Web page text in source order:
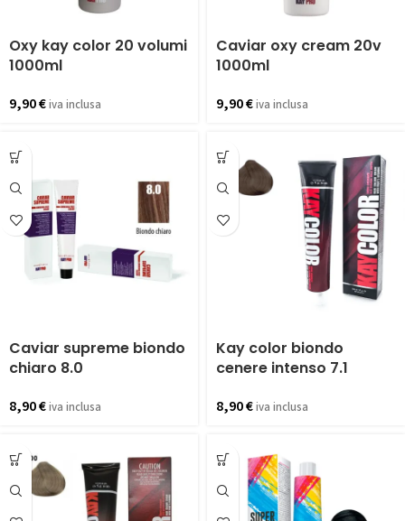
Oxy kay color 20 volumi
1000ml
9,90€iva inclusa
Caviar oxy cream 20v
1000ml
9,90€iva inclusa
Caviar supreme biondo
chiaro 8.0
8,90€iva inclusa
Kay color biondo
cenere intenso 7.1
8,90€iva inclusa